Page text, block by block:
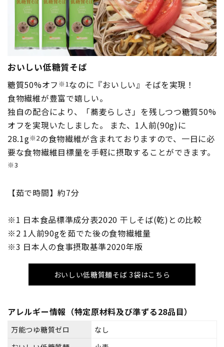
おいしい低糖質そば
糖質50%オフ ※1 なのに『おいしい』そばを実現！
食物繊維が豊富で嬉しい。
独自の配合により、「蕎麦らしさ」を残しつつ糖質50%
オフを実現いたしました。 また、1人前(90g)に
28.1g※2の食物繊維が含まれておりますので、一日に必
要な食物繊維目標量を手軽に摂取することができます。
※3
【茹で時間】約7分
※1 日本食品標準成分表2020 干しそば(乾)との比較
※2 1人前90gを茹でた後の食物繊維量
※3 日本人の食事摂取基準2020年版
おいしい低糖質麺そば 3袋はこちら
アレルギー情報（特定原材料及び準ずる28品目）
万能つゆ糖質ゼロ
なし